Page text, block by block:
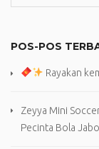
POS-POS
Rayakan
Zeyya Mini
Pecinta Bola